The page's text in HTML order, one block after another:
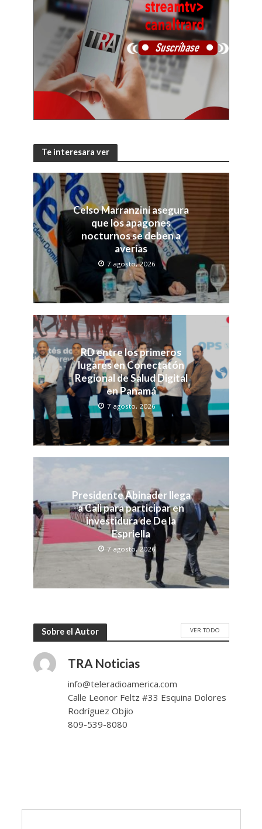
Te interesara ver
Celso Marranzini asegura
que los apagones
nocturnos se deben a
averías
7 agosto, 2026
RD entre los primeros
lugares en Conectatón
Regional de Salud Digital
en Panamá
7 agosto, 2026
Presidente Abinader llega
a Cali para participar en
investidura de De la
Espriella
7 agosto, 2026
Sobre el Autor VER TODO
TRA Noticias
info@teleradioamerica.com
Calle Leonor Feltz #33 Esquina Dolores
Rodríguez Objio
809-539-8080